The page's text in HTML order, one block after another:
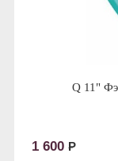
Q 11"
1 600 Р